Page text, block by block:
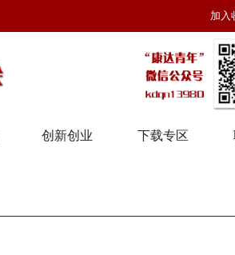
加入
创新创业 下载专区